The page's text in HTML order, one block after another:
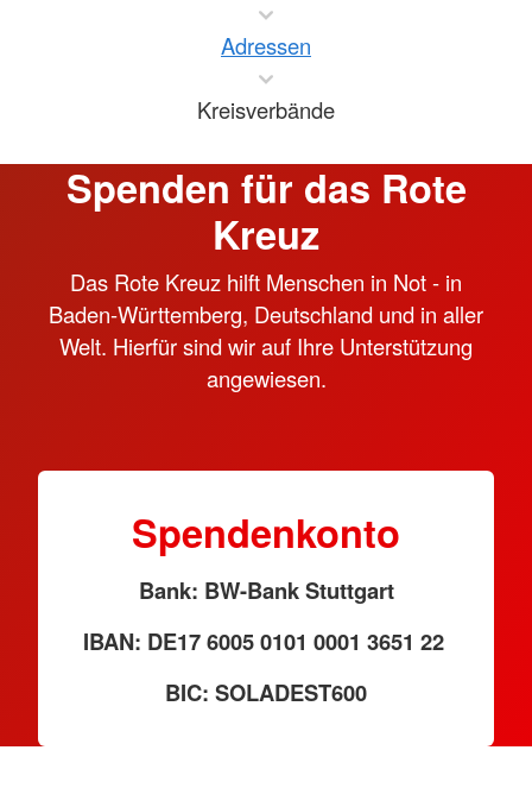
Adressen
Kreisverbände
Spenden für das Rote
Kreuz
Das Rote Kreuz hilft Menschen in Not - in
Baden-Württemberg, Deutschland und in aller
Welt. Hierfür sind wir auf Ihre Unterstützung
angewiesen.
Spendenkonto
Bank: BW-Bank Stuttgart
IBAN: DE17 6005 0101 0001 3651 22
BIC: SOLADEST600